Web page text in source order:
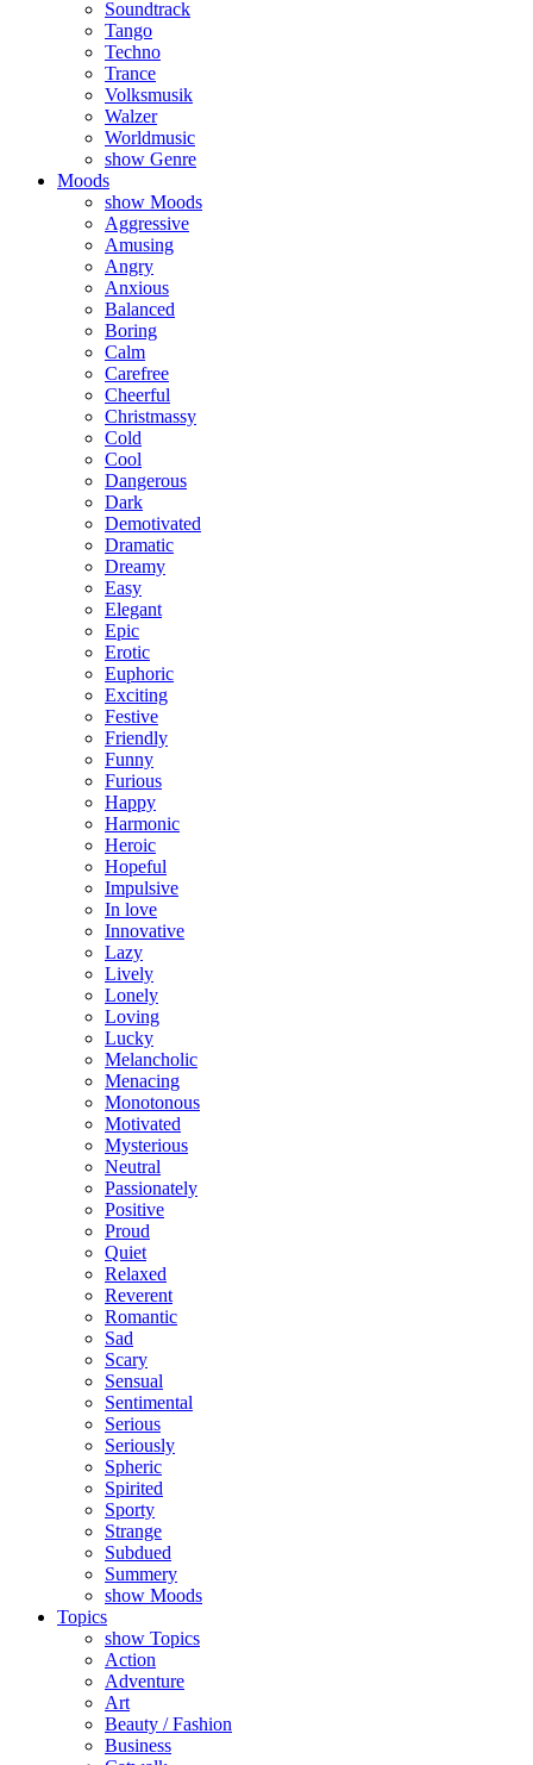
Soundtrack
Tango
Techno
Trance
Volksmusik
Walzer
Worldmusic
show Genre
Moods
show Moods
Aggressive
Amusing
Angry
Anxious
Balanced
Boring
Calm
Carefree
Cheerful
Christmassy
Cold
Cool
Dangerous
Dark
Demotivated
Dramatic
Dreamy
Easy
Elegant
Epic
Erotic
Euphoric
Exciting
Festive
Friendly
Funny
Furious
Happy
Harmonic
Heroic
Hopeful
Impulsive
In love
Innovative
Lazy
Lively
Lonely
Loving
Lucky
Melancholic
Menacing
Monotonous
Motivated
Mysterious
Neutral
Passionately
Positive
Proud
Quiet
Relaxed
Reverent
Romantic
Sad
Scary
Sensual
Sentimental
Serious
Seriously
Spheric
Spirited
Sporty
Strange
Subdued
Summery
show Moods
Topics
show Topics
Action
Adventure
Art
Beauty / Fashion
Business